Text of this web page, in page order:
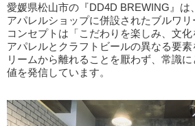
愛媛県松山市の『DD4D BREWING』は
アパレルショップに併設されたブルワリ
コンセプトは「こだわりを楽しみ、文化
アパレルとクラフトビールの異なる要
リームから離れることを厭わず、常識
値を発信しています。